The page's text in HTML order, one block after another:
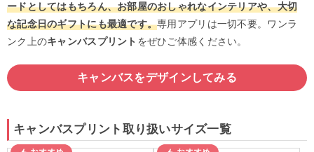
ードとしてはもちろん、お部屋のおしゃれなインテリアや、大切
な記念日のギフトにも最適です。専用アプリは一切不要。ワンラ
ンク上のキャンバスプリント をぜひご体感ください。
キャンバスをデザインしてみる
キャンバスプリント取り扱いサイズ一覧